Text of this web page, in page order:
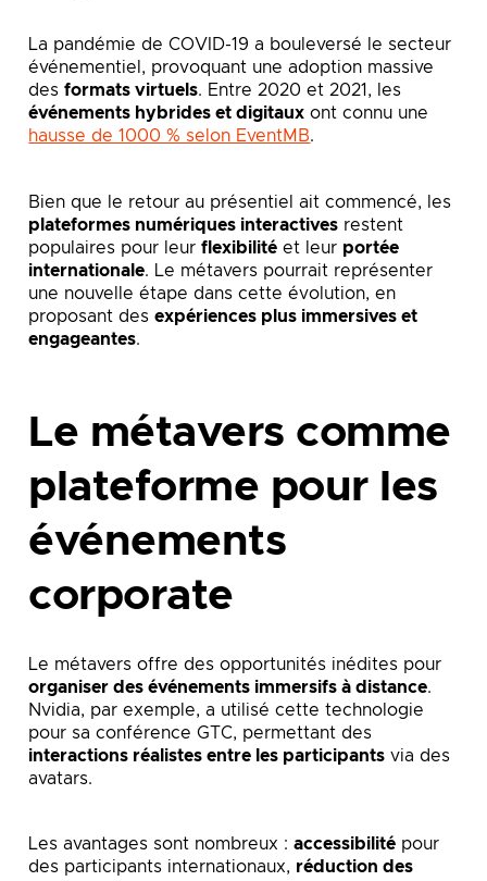
La pandémie de COVID-19 a bouleversé le secteur
événementiel, provoquant une adoption massive
desformats virtuels. Entre 2020 et 2021, les
événements hybrides et digitaux ont connu une
hausse de 1000 % selon EventMB.
Bien que le retour au présentiel ait commencé, les
plateformes numériques interactives restent
populaires pour leurflexibilité et leur portée
internationale. Le métavers pourrait représenter
une nouvelle étape dans cette évolution, en
proposant desexpériences plus immersives et
engageantes.
Le métavers comme
plateforme pour les
événements
corporate
Le métavers offre des opportunités inédites pour
organiser des événements immersifs à distance.
Nvidia, par exemple, a utilisé cette technologie
pour sa conférence GTC, permettant des
interactions réalistes entre les participants via des
avatars.
Les avantages sont nombreux :accessibilité pour
des participants internationaux, réduction des